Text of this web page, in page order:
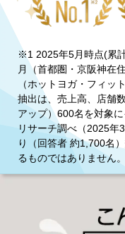
※1 2025年5月時点(累
月（首都圏・京阪神在
（ホットヨガ・フィッ
抽出は、売上高、店舗
アップ）600名を対象
リサーチ調べ（2025年
り（回答者 約1,700名
るものではありません。